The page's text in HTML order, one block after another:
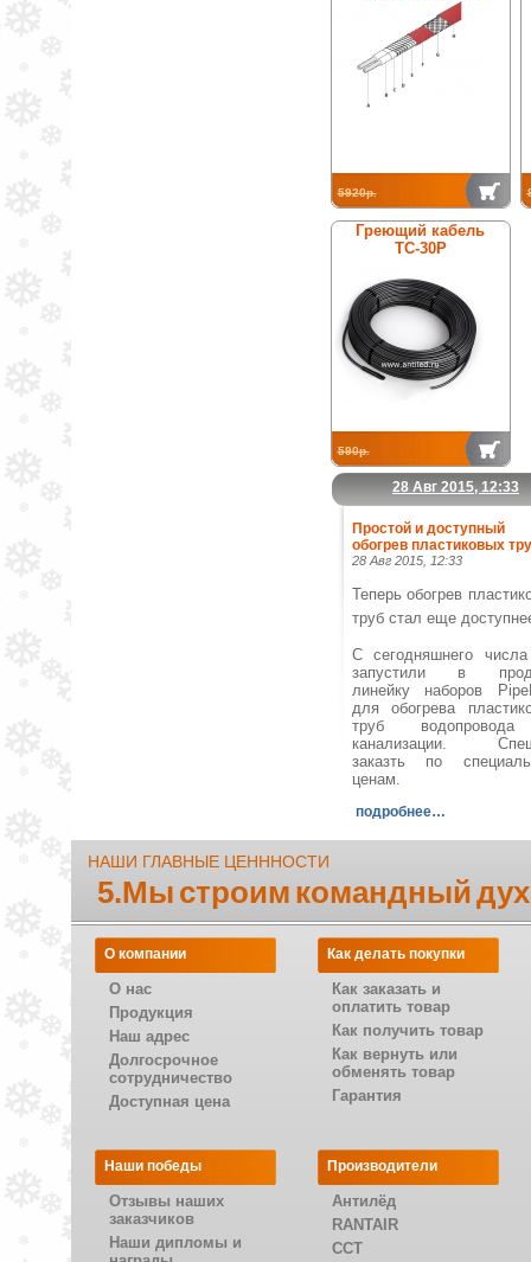
5920р.
Греющий кабель
ТС-30Р
590р.
28 Авг 2015, 12:33
Простой и доступный
обогрев пластиковых
28 Авг 2015, 12:33
Теперь обогрев
труб стал еще
С сегодняшнего
запустили в
линейку наборов
для обогрева
труб
канализации.
заказть по
ценам.
подробнее…
НАШИ ГЛАВНЫЕ ЦЕНННОСТИ
5.Мы строим командный
О компании
О нас
Продукция
Наш адрес
Долгосрочное
сотрудничество
Доступная цена
Как делать покупки
Как заказать и
оплатить товар
Как получить товар
Как вернуть или
обменять товар
Гарантия
Наши победы
Отзывы наших
заказчиков
Наши дипломы и
Производители
Антилёд
RANTAIR
CCT